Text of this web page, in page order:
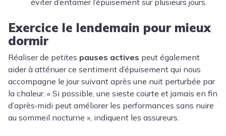
éviter d’entamer l’épuisement sur plusieurs jours.
Exercice le lendemain pour mieux
dormir
Réaliser de petites pauses actives peut également
aider à atténuer ce sentiment d’épuisement qui nous
accompagne le jour suivant après une nuit perturbée par
la chaleur. « Si possible, une sieste courte et jamais en fin
d’après‑midi peut améliorer les performances sans nuire
au sommeil nocturne », indiquent les assureurs.